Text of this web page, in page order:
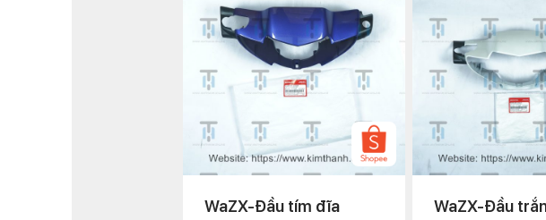
WaZX-Đầu tím đĩa WaZX-Đầu